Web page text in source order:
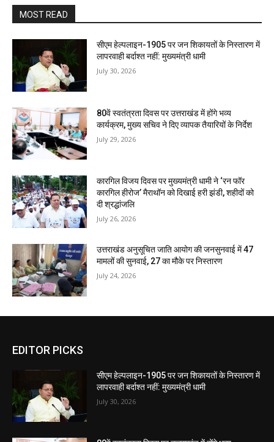
MOST READ
सीएम हेल्पलाइन-1905 पर जन शिकायतों के निस्तारण में
लापरवाही बर्दाश्त नहीं: मुख्यमंत्री धामी
July 30, 2026
80वें स्वतंत्रता दिवस पर उत्तराखंड में होंगे भव्य
कार्यक्रम, मुख्य सचिव ने दिए व्यापक तैयारियों के निर्देश
July 29, 2026
कारगिल विजय दिवस पर मुख्यमंत्री धामी ने ‘रन फॉर
कारगिल हीरोज’ मैराथॉन को दिखाई हरी झंडी, शहीदों को
दी श्रद्धांजलि
July 26, 2026
उत्तराखंड अनुसूचित जाति आयोग की जनसुनवाई में 47
मामलों की सुनवाई, 27 का मौके पर निस्तारण
July 24, 2026
EDITOR PICKS
सीएम हेल्पलाइन-1905 पर जन शिकायतों के निस्तारण में
लापरवाही बर्दाश्त नहीं: मुख्यमंत्री धामी
July 30, 2026